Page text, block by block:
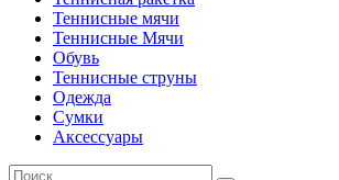
Теннисные мячи
Теннисные Мячи
Обувь
Теннисные струны
Одежда
Сумки
Аксессуары